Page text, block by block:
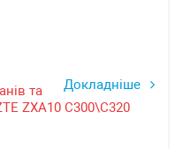
Докладніше
та
ZXA10 C300\C320